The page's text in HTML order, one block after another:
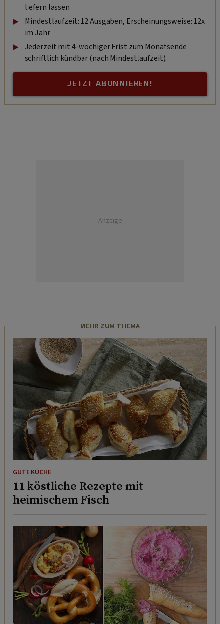
liefern lassen
Mindestlaufzeit: 12 Ausgaben, Erscheinungsweise: 12x
im Jahr
Jederzeit mit 4-wöchiger Frist zum Monatsende
schriftlich kündbar (nach Mindestlaufzeit).
JETZT ABONNIEREN!
Anzeige
MEHR ZUM THEMA
GUTE KÜCHE
11 köstliche Rezepte mit
heimischem Fisch